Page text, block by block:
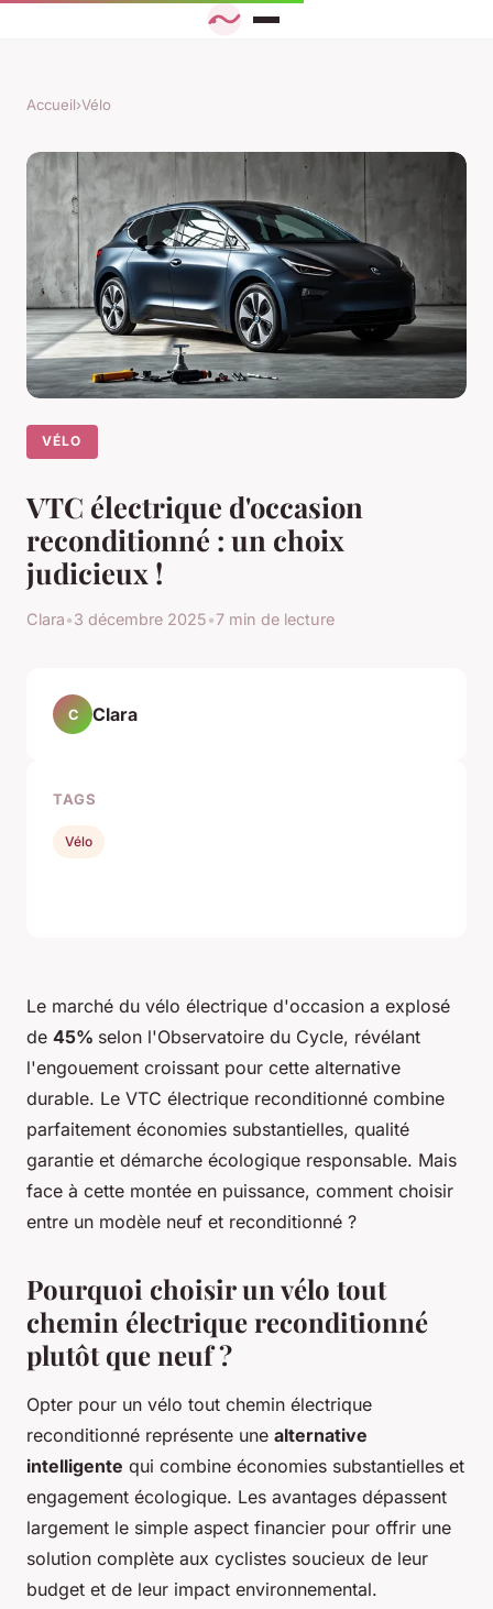
Accueil›Vélo
VÉLO
VTC électrique d'occasion
reconditionné : un choix
judicieux !
Clara•3 décembre 2025•7 min de lecture
Le marché du vélo électrique d'occasion a explosé
de 45% selon l'Observatoire du Cycle, révélant
l'engouement croissant pour cette alternative
durable. Le VTC électrique reconditionné combine
parfaitement économies substantielles, qualité
garantie et démarche écologique responsable. Mais
face à cette montée en puissance, comment choisir
entre un modèle neuf et reconditionné ?
Pourquoi choisir un vélo tout
chemin électrique reconditionné
plutôt que neuf ?
Opter pour un vélo tout chemin électrique
reconditionné représente une alternative
intelligente qui combine économies substantielles et
engagement écologique. Les avantages dépassent
largement le simple aspect financier pour offrir une
solution complète aux cyclistes soucieux de leur
budget et de leur impact environnemental.
C Clara
TAGS
Vélo